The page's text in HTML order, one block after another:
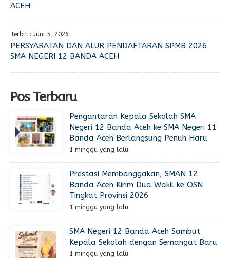
ACEH
Terbit : Juni 5, 2026
PERSYARATAN DAN ALUR PENDAFTARAN SPMB 2026
SMA NEGERI 12 BANDA ACEH
Pos Terbaru
Pengantaran Kepala Sekolah SMA
Negeri 12 Banda Aceh ke SMA Negeri 11
Banda Aceh Berlangsung Penuh Haru
1 minggu yang lalu
Prestasi Membanggakan, SMAN 12
Banda Aceh Kirim Dua Wakil ke OSN
Tingkat Provinsi 2026
1 minggu yang lalu
SMA Negeri 12 Banda Aceh Sambut
Kepala Sekolah dengan Semangat Baru
1 minggu yang lalu